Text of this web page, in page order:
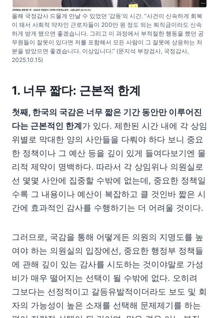
올해 국정감사 드물게 만날 수 있었던 ‘감동’의 시간. “사건이 신속하게 회복
이 돼서 사회적 약자인 근로자들이 200만 원 정도 되는 퇴직금이라도 신속
하게 받게 됐으면 좋겠습니다. 그리고 이 과정에서 부적절한 행동을 했던 공
무원들이 잘못이 있다면 저를 포함해서 모든 사람이 그 잘못에 상응하는 처
분을 받았으면 좋겠습니다. 이상입니다.” (문지석 부장검사, 국정감사,
2025.10.15)
1. 너무 짧다: 근본적 한계
첫째, 한국의 국감은 너무 짧은 기간 동안만 이루어진
다는 근본적인 한계가 있다. 제한된 시간 내에 각 상임
위별로 막대한 양의 사안들을 다뤄야 하다 보니 중요
한 정책이나 그 예산 등을 깊이 있게 들여다보기엔 물
리적 제약이 명백하다. 따라서 각 상임위나 의원실로
선 몇몇 사안에 집중할 수밖에 없는데, 중요한 정책일
수록 그 내용이나 예산이 복잡하고 클 것인바 짧은 시
간에 효과적인 감사를 수행하기는 더 어려울 것이다.
그러므로, 국감을 통해 어떻게든 의원의 지명도를 높
여야 하는 의원실의 입장에선, 중요한 행정부 정책들
에 관해 깊이 있는 감사를 시도하는 것이야말로 가성
비가 매우 떨어지는 선택이 될 수밖에 없다. 오히려
그보다는 선정적이고 갈등유발적이더라도 보도 및 회
자의 가능성이 높은 소재를 선택해 문제제기를 하는